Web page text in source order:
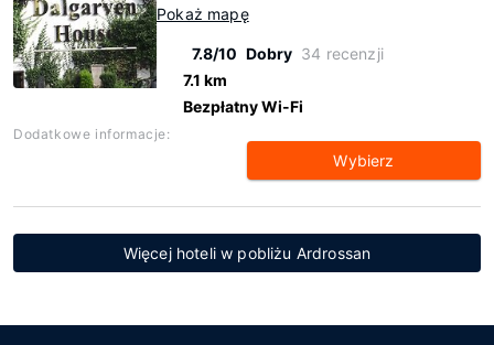
Pokaż mapę
7.8/10 Dobry 34 recenzji
7.1 km
Bezpłatny Wi-Fi
Dodatkowe informacje:
Wybierz
Więcej hoteli w pobliżu Ardrossan